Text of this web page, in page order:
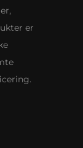
er